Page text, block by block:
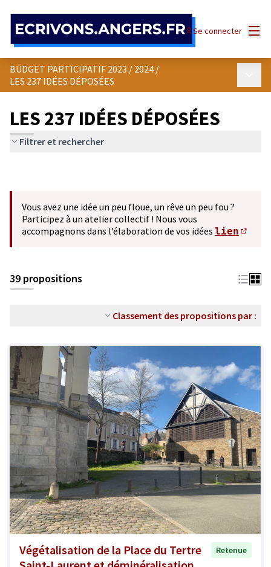
Se connecter
BUDGET PARTICIPATIF 2023 / 2024 /
LES 237 IDÉES DÉPOSÉES
LES 237 IDÉES DÉPOSÉES
Filtrer et rechercher
Vous avez une idée un peu floue, un rêve un peu fou ?
Participez à un atelier collectif ! Nous vous
accompagnons dans l’élaboration de vos idées lien
39 propositions
Classement des propositions par :
Végétalisation de la Place du Tertre
Retenue